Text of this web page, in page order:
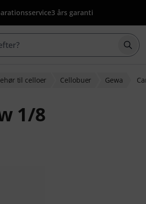
3 års garanti
til celloer Cellobuer Gewa
1/8